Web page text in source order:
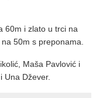
60m i zlato u trci na
50m s preponama.
Maša Pavlović i
Una Džever.